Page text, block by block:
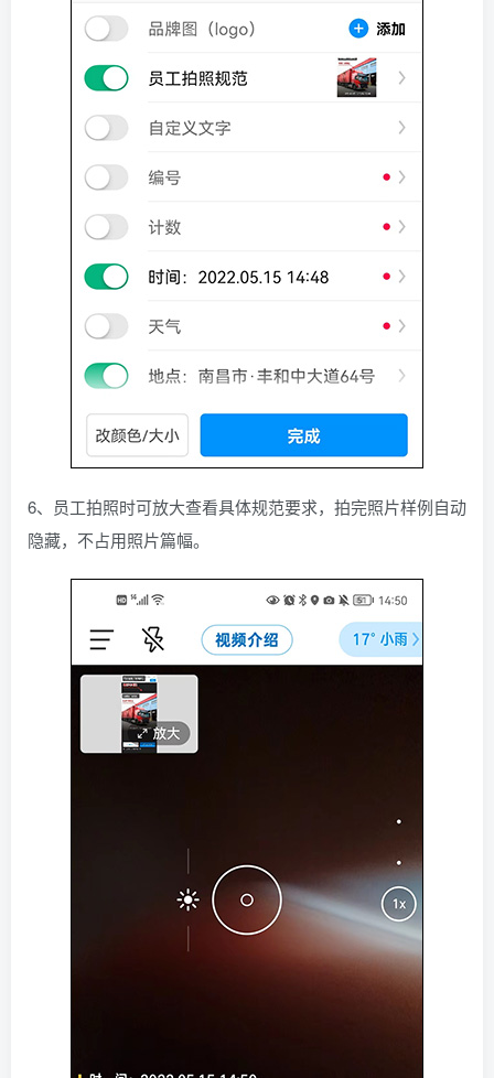
6、员工拍照时可放大查看具体规范要求，拍完照片样例自动
隐藏，不占用照片篇幅。